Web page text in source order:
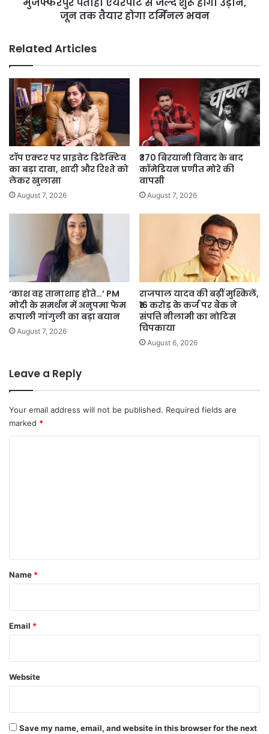
भवन
मुजफ्फरपुर पताही एयरपोर्ट से जल्द शुरू होंगी उड़ानें,
जून तक तैयार होगा टर्मिनल भवन
Related Articles
टॉप एक्टर पर प्राइवेट डिटेक्टिव
का बड़ा दावा, शादी और रिश्ते को
लेकर खुलासा
August 7, 2026
₹370 बिरयानी विवाद के बाद
कॉमेडियन प्रणीत मोरे की
वापसी
August 7, 2026
‘काश वह तानाशाह होते…’ PM
मोदी के समर्थन में अनुपमा फेम
रुपाली गांगुली का बड़ा बयान
August 7, 2026
राजपाल यादव की बढ़ीं मुश्किलें,
₹16 करोड़ के कर्ज पर बैंक ने
संपत्ति नीलामी का नोटिस
चिपकाया
August 6, 2026
Leave a Reply
Your email address will not be published. Required fields are
marked *
*
Name *
Email *
Website
Save my name, email, and website in this browser for the next